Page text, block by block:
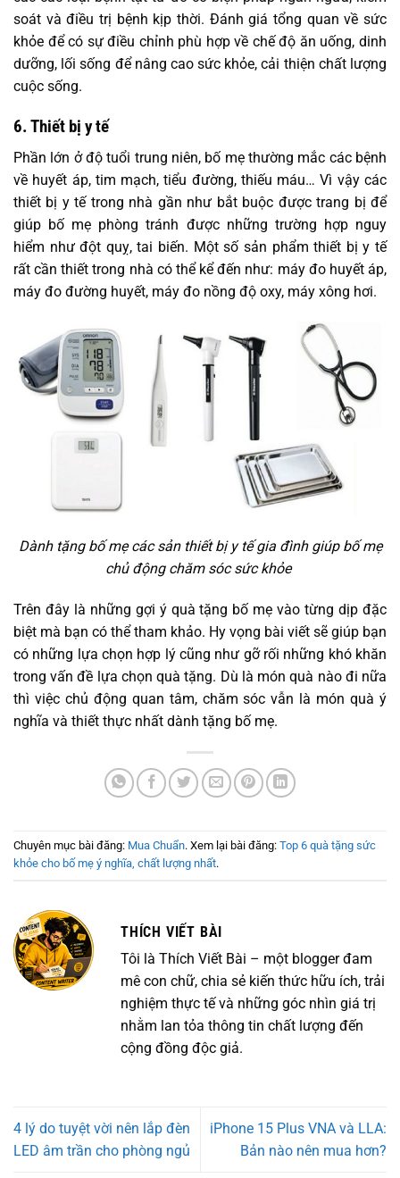
soát và điều trị bệnh kịp thời. Đánh giá tổng quan về sức
khỏe để có sự điều chỉnh phù hợp về chế độ ăn uống, dinh
dưỡng, lối sống để nâng cao sức khỏe, cải thiện chất lượng
cuộc sống.
6. Thiết bị y tế
Phần lớn ở độ tuổi trung niên, bố mẹ thường mắc các bệnh
về huyết áp, tim mạch, tiểu đường, thiếu máu… Vì vậy các
thiết bị y tế trong nhà gần như bắt buộc được trang bị để
giúp bố mẹ phòng tránh được những trường hợp nguy
hiểm như đột quỵ, tai biến. Một số sản phẩm thiết bị y tế
rất cần thiết trong nhà có thể kể đến như: máy đo huyết áp,
máy đo đường huyết, máy đo nồng độ oxy, máy xông hơi.
Dành tặng bố mẹ các sản thiết bị y tế gia đình giúp bố mẹ
chủ động chăm sóc sức khỏe
Trên đây là những gợi ý quà tặng bố mẹ vào từng dịp đặc
biệt mà bạn có thể tham khảo. Hy vọng bài viết sẽ giúp bạn
có những lựa chọn hợp lý cũng như gỡ rối những khó khăn
trong vấn đề lựa chọn quà tặng. Dù là món quà nào đi nữa
thì việc chủ động quan tâm, chăm sóc vẫn là món quà ý
nghĩa và thiết thực nhất dành tặng bố mẹ.
Chuyên mục bài đăng: Mua Chuẩn. Xem lại bài đăng: Top 6 quà tặng sức
khỏe cho bố mẹ ý nghĩa, chất lượng nhất.
THÍCH VIẾT BÀI
Tôi là Thích Viết Bài – một blogger đam
mê con chữ, chia sẻ kiến thức hữu ích, trải
nghiệm thực tế và những góc nhìn giá trị
nhằm lan tỏa thông tin chất lượng đến
cộng đồng độc giả.
4 lý do tuyệt vời nên lắp đèn
LED âm trần cho phòng ngủ
iPhone 15 Plus VNA và LLA:
Bản nào nên mua hơn?